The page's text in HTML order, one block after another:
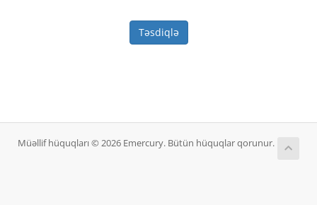
Təsdiqlə
Müəllif hüquqları © 2026 Emercury. Bütün hüquqlar qorunur.